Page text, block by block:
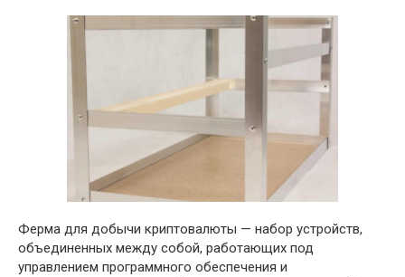
Ферма для добычи криптовалюты — набор устройств,
объединенных между собой, работающих под
управлением программного обеспечения и